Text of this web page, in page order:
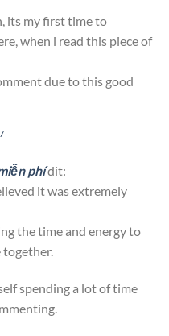
its my first time to
when i read this piece of
due to this good
phídit:
it was extremely
the time and energy to
spending a lot of time